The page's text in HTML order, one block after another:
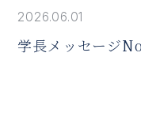
2026.06.01
学長メッセージ